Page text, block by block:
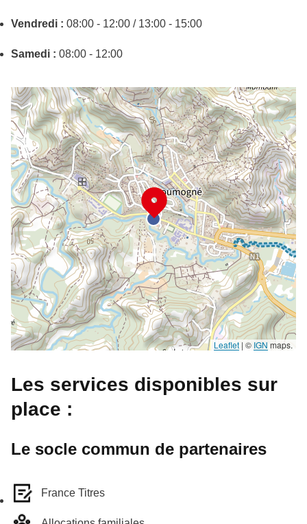
Vendredi : 08:00 - 12:00 / 13:00 - 15:00
Samedi : 08:00 - 12:00
Leaflet | © IGN maps.
Les services disponibles sur
place :
Le socle commun de partenaires
France Titres